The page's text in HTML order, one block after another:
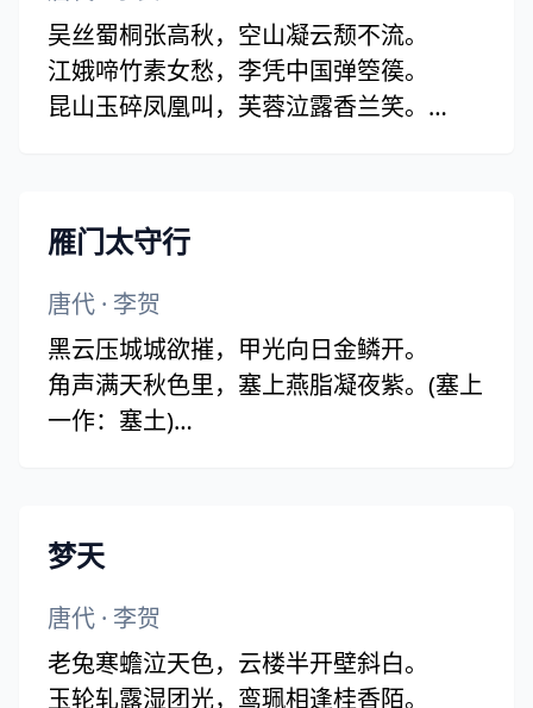
吴丝蜀桐张高秋，空山凝云颓不流。
江娥啼竹素女愁，李凭中国弹箜篌。
昆山玉碎凤凰叫，芙蓉泣露香兰笑。
吴质不眠倚桂树，露脚斜飞湿寒兔。
雁门太守行
唐代 · 李贺
黑云压城城欲摧，甲光向日金鳞开。
角声满天秋色里，塞上燕脂凝夜紫。(塞上
一作：塞土)
梦天
唐代 · 李贺
老兔寒蟾泣天色，云楼半开壁斜白。
玉轮轧露湿团光，鸾珮相逢桂香陌。